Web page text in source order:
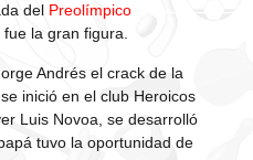
del Preolímpico
la gran figura.
Andrés el crack de la
inició en el club Heroicos
Luis Novoa, se desarrolló
tuvo la oportunidad de